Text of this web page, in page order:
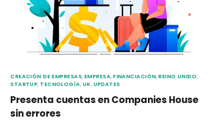
CREACIÓN DE EMPRESAS, EMPRESA, FINANCIACIÓN, REINO UNIDO,
STARTUP, TECNOLOGÍA, UK, UPDATES
Presenta cuentas en Companies House
sin errores